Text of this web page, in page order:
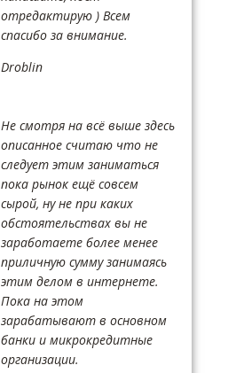
отредактирую ) Всем
спасибо за внимание.
Droblin
Не смотря на всё выше здесь
описанное считаю что не
следует этим заниматься
пока рынок ещё совсем
сырой, ну не при каких
обстоятельствах вы не
заработаете более менее
приличную сумму занимаясь
этим делом в интернете.
Пока на этом
зарабатывают в основном
банки и микрокредитные
организации.